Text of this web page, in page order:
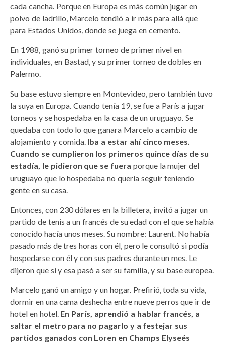
cada cancha. Porque en Europa es más común jugar en
polvo de ladrillo, Marcelo tendió a ir más para allá que
para Estados Unidos, donde se juega en cemento.
En 1988, ganó su primer torneo de primer nivel en
individuales, en Bastad, y su primer torneo de dobles en
Palermo.
Su base estuvo siempre en Montevideo, pero también tuvo
la suya en Europa. Cuando tenía 19, se fue a París a jugar
torneos y se hospedaba en la casa de un uruguayo. Se
quedaba con todo lo que ganara Marcelo a cambio de
alojamiento y comida. Iba a estar ahí cinco meses.
Cuando se cumplieron los primeros quince días de su
estadía, le pidieron que se fuera porque la mujer del
uruguayo que lo hospedaba no quería seguir teniendo
gente en su casa.
Entonces, con 230 dólares en la billetera, invitó a jugar un
partido de tenis a un francés de su edad con el que se había
conocido hacía unos meses. Su nombre: Laurent. No había
pasado más de tres horas con él, pero le consultó si podía
hospedarse con él y con sus padres durante un mes. Le
dijeron que sí y esa pasó a ser su familia, y su base europea.
Marcelo ganó un amigo y un hogar. Prefirió, toda su vida,
dormir en una cama deshecha entre nueve perros que ir de
hotel en hotel. En París, aprendió a hablar francés, a
saltar el metro para no pagarlo y a festejar sus
partidos ganados con Loren en Champs Elyseés